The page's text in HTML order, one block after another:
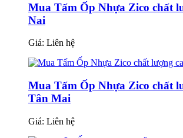
Mua Tấm Ốp Nhựa Zico chất
Nai
Giá: Liên hệ
Mua Tấm Ốp Nhựa Zico chất
Tân Mai
Giá: Liên hệ